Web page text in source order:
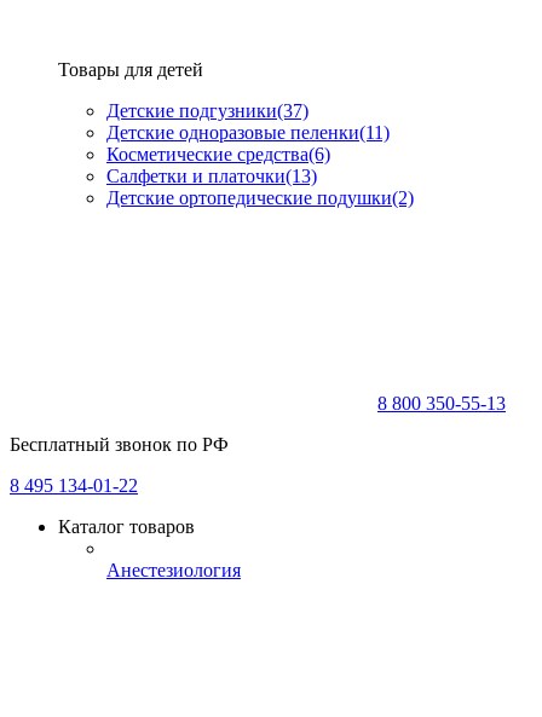
Товары для детей
Детские подгузники(37)
Детские одноразовые пеленки(11)
Косметические средства(6)
Салфетки и платочки(13)
Детские ортопедические подушки(2)
8 800 350-55-13
Бесплатный звонок по РФ
8 495 134-01-22
Каталог товаров
Анестезиология